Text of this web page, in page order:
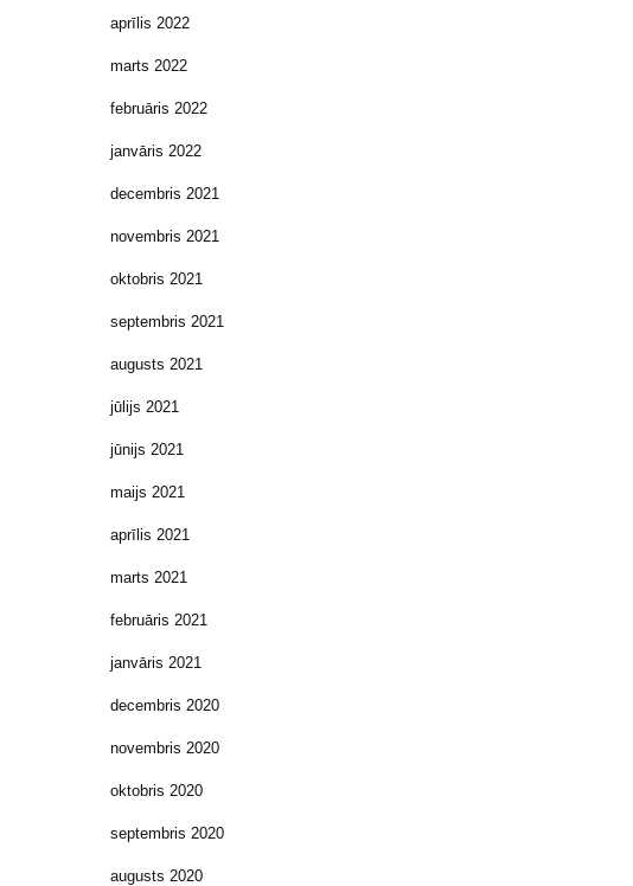
aprīlis 2022
marts 2022
februāris 2022
janvāris 2022
decembris 2021
novembris 2021
oktobris 2021
septembris 2021
augusts 2021
jūlijs 2021
jūnijs 2021
maijs 2021
aprīlis 2021
marts 2021
februāris 2021
janvāris 2021
decembris 2020
novembris 2020
oktobris 2020
septembris 2020
augusts 2020